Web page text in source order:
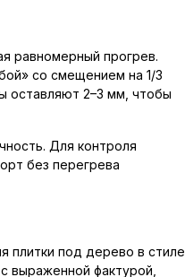
равномерный прогрев.
со смещением на 1/3
оставляют 2–3 мм, чтобы
Для контроля
без перегрева
плитки под дерево в стиле
выраженной фактурой,